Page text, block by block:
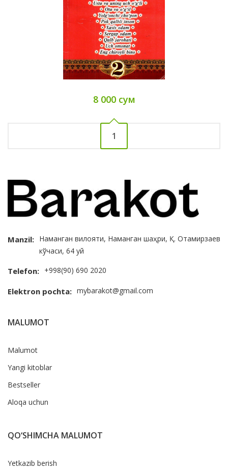
8 000 сум
1
Manzil: Наманган вилояти, Наманган шаҳри, Қ. Отамирзаев
кўчаси, 64 уй
Telefon: +998(90) 690 2020
Elektron pochta: mybarakot@gmail.com
MALUMOT
Malumot
Yangi kitoblar
Bestseller
Aloqa uchun
QO‘SHIMCHA MALUMOT
Yetkazib berish